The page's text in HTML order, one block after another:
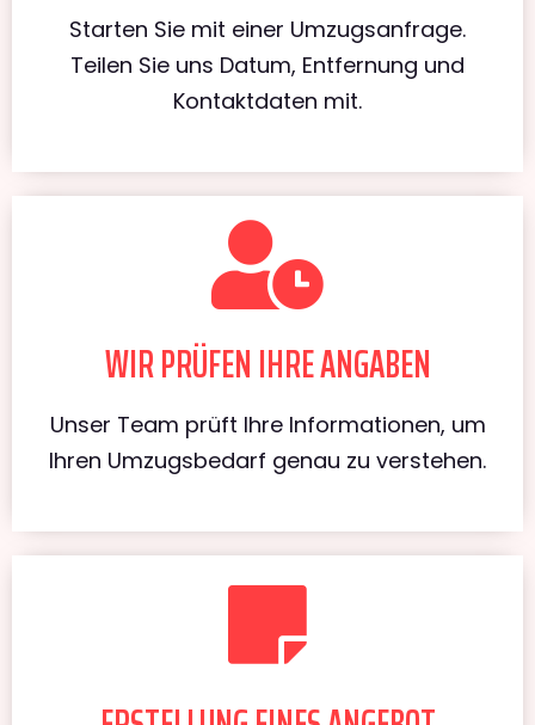
Starten Sie mit einer Umzugsanfrage.
Teilen Sie uns Datum, Entfernung und
Kontaktdaten mit.
WIR PRÜFEN IHRE ANGABEN
Unser Team prüft Ihre Informationen, um
Ihren Umzugsbedarf genau zu verstehen.